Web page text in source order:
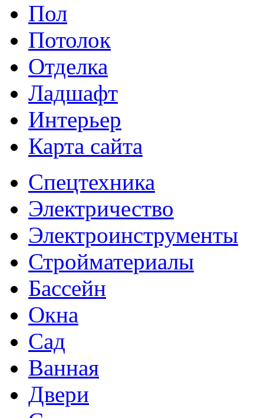
Пол
Потолок
Отделка
Ладшафт
Интерьер
Карта сайта
Спецтехника
Электричество
Электроинструменты
Стройматериалы
Бассейн
Окна
Сад
Ванная
Двери